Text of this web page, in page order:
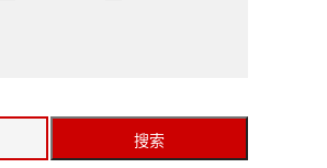
搜索